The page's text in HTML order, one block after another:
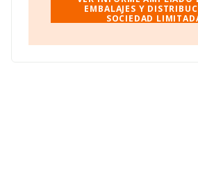
Sociedad Limitada, B90186487,
Alberche núm. 2 Loc Dr, (41005),
Con los datos a disposición de
EMBALAJES Y
SOCIEDAD